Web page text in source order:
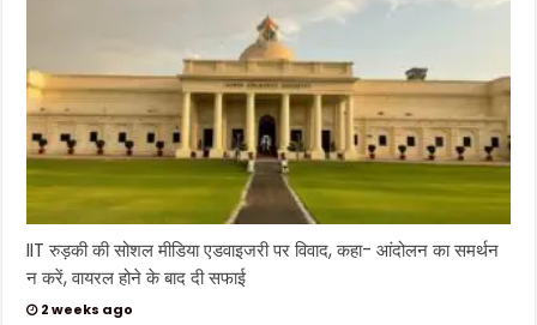
IIT रुड़की की सोशल मीडिया एडवाइजरी पर विवाद, कहा- आंदोलन का समर्थन
न करें, वायरल होने के बाद दी सफाई
2 weeks ago